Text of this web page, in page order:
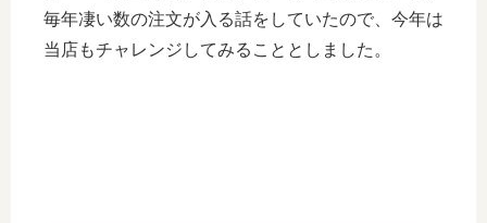
毎年凄い数の注文が入る話をしていたので、今年は
当店もチャレンジしてみることとしました。